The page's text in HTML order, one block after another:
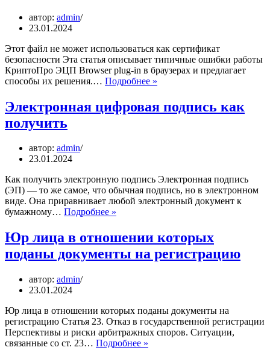
автор: admin
23.01.2024
Этот файл не может использоваться как сертификат
безопасности Эта статья описывает типичные ошибки работы
КриптоПро ЭЦП Browser plug-in в браузерах и предлагает
способы их решения.… Подробнее »
может
Электронная цифровая подпись как
получить
автор: admin
23.01.2024
Как получить электронную подпись Электронная подпись
(ЭП) — то же самое, что обычная подпись, но в электронном
виде. Она приравнивает любой электронный документ к
бумажному… Подробнее »
подпись
как
получить
Юр лица в отношении которых
поданы документы на регистрацию
автор: admin
23.01.2024
Юр лица в отношении которых поданы документы на
регистрацию Статья 23. Отказ в государственной регистрации
Перспективы и риски арбитражных споров. Ситуации,
связанные со ст. 23… Подробнее »